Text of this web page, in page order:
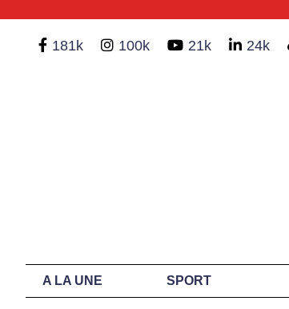
181k 100k 21k 24k
A LA UNE SPORT